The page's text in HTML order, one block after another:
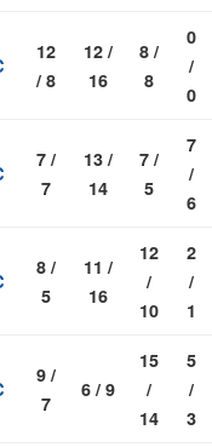
12
/ 8
12 /
16
8 /
8
0
/
0
7 /
7
13 /
14
7 /
5
7
/
6
8 /
5
11 /
16
12
/
10
2
/
1
9 /
7
6 / 9
15
/
14
5
/
3